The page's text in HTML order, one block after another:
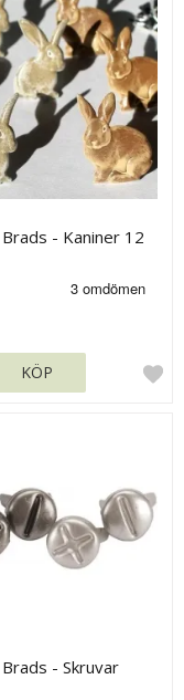
Brads - Kaniner 12
KÖP
- Skruvar